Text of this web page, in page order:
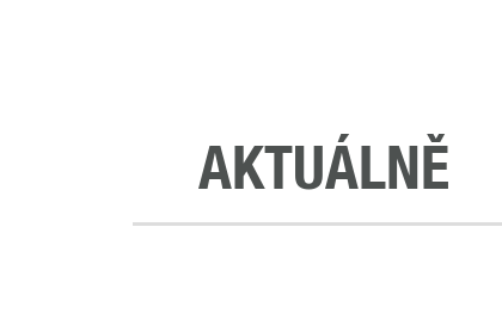
AKTUÁLNĚ